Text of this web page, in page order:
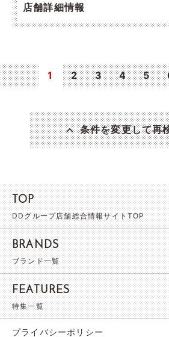
店舗詳細情報
1 2 3 4 5
条件を変更して再
TOP
DDグループ店舗総合情報サイトTOP
BRANDS
ブランド一覧
FEATURES
特集一覧
プライバシーポリシー